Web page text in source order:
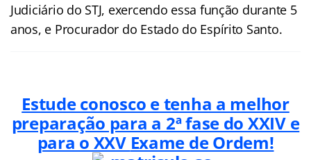
Judiciário do STJ, exercendo essa função durante 5
anos, e Procurador do Estado do Espírito Santo.
Estude conosco e tenha a melhor
preparação para a 2ª fase do XXIV e
para o XXV Exame de Ordem!